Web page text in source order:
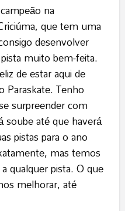
na
que tem uma
desenvolver
muito bem-feita.
de estar aqui de
Paraskate. Tenho
surpreender com
até que haverá
pistas para o ano
mas temos
qualquer pista. O que
melhorar, até